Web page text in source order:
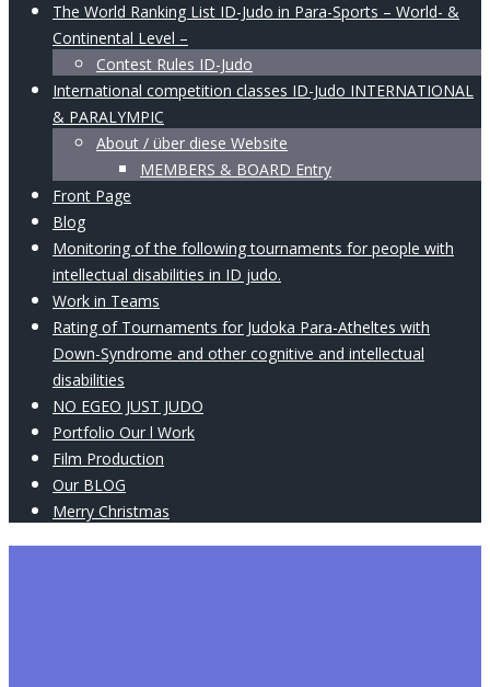
The World Ranking List ID-Judo in Para-Sports – World- &
Continental Level –
Contest Rules ID-Judo
International competition classes ID-Judo INTERNATIONAL
& PARALYMPIC
About / über diese Website
MEMBERS & BOARD Entry
Front Page
Blog
Monitoring of the following tournaments for people with
intellectual disabilities in ID judo.
Work in Teams
Rating of Tournaments for Judoka Para-Atheltes with
Down-Syndrome and other cognitive and intellectual
disabilities
NO EGEO JUST JUDO
Portfolio Our l Work
Film Production
Our BLOG
Merry Christmas